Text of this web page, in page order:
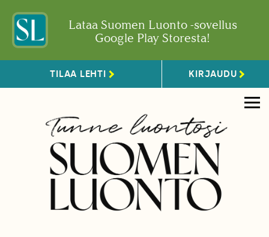
Lataa Suomen Luonto -sovellus
Google Play Storesta!
TILAA LEHTI KIRJAUDU